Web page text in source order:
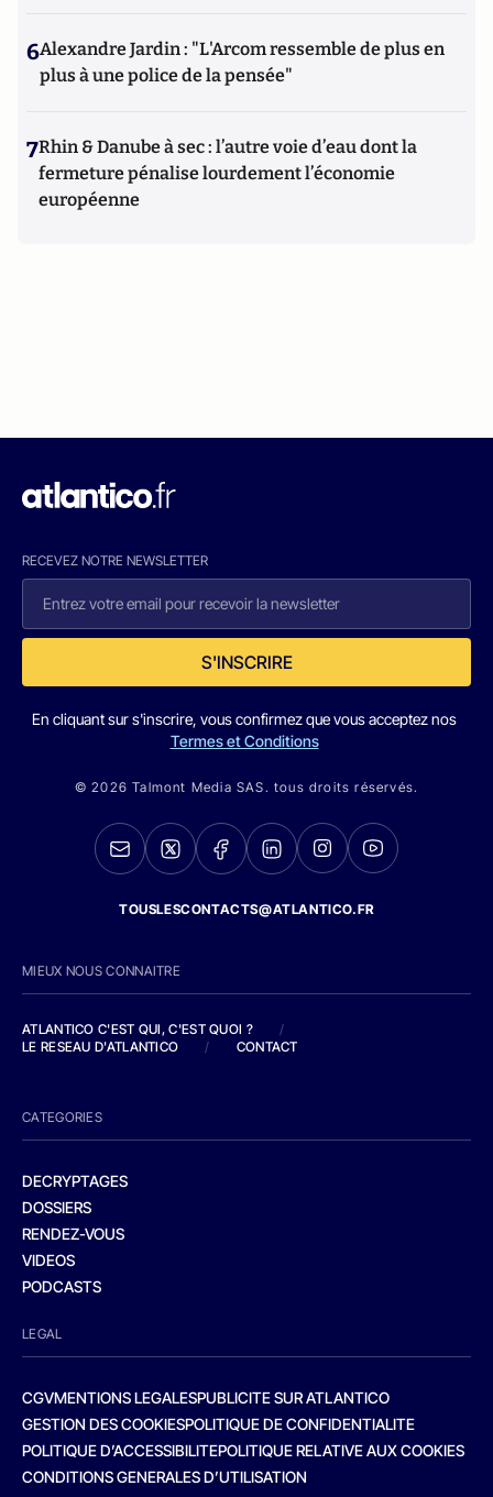
6Alexandre Jardin : "L'Arcom ressemble de plus en
plus à une police de la pensée"
7Rhin & Danube à sec : l’autre voie d’eau dont la
fermeture pénalise lourdement l’économie
européenne
RECEVEZ NOTRE NEWSLETTER
S'INSCRIRE
En cliquant sur s'inscrire, vous confirmez que vous acceptez nos
Termes et Conditions
© 2026 Talmont Media SAS. tous droits réservés.
TOUSLESCONTACTS@ATLANTICO.FR
MIEUX NOUS CONNAITRE
ATLANTICO C'EST QUI, C'EST QUOI ?
/
LE RESEAU D'ATLANTICO
/ CONTACT
CATEGORIES
DECRYPTAGES
DOSSIERS
RENDEZ-VOUS
VIDEOS
PODCASTS
LEGAL
CGVMENTIONS LEGALESPUBLICITE SUR ATLANTICO
GESTION DES COOKIESPOLITIQUE DE CONFIDENTIALITE
POLITIQUE D’ACCESSIBILITEPOLITIQUE RELATIVE AUX COOKIES
CONDITIONS GENERALES D’UTILISATION